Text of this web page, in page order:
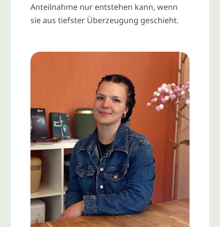
Anteilnahme nur entstehen kann, wenn
sie aus tiefster Überzeugung geschieht.